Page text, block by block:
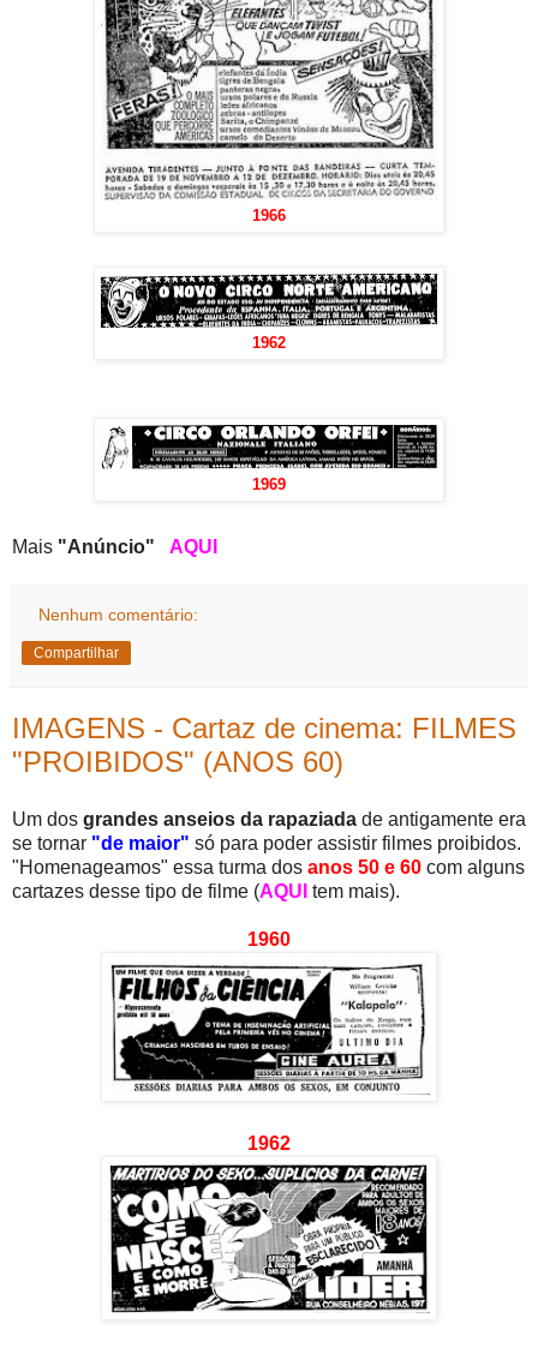
1966
1962
1969
Mais "Anúncio" AQUI
Nenhum comentário:
Compartilhar
IMAGENS - Cartaz de cinema: FILMES
"PROIBIDOS" (ANOS 60)
Um dos grandes anseios da rapaziada de antigamente era
se tornar "de maior" só para poder assistir filmes proibidos.
"Homenageamos" essa turma dos anos 50 e 60 com alguns
cartazes desse tipo de filme (AQUI tem mais).
1960
1962